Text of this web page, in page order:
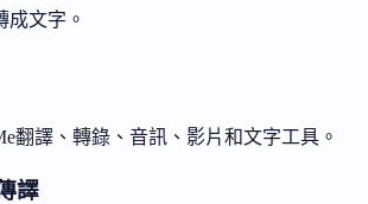
成文字。
翻譯、轉錄、音訊、影片和文字工具。
譯